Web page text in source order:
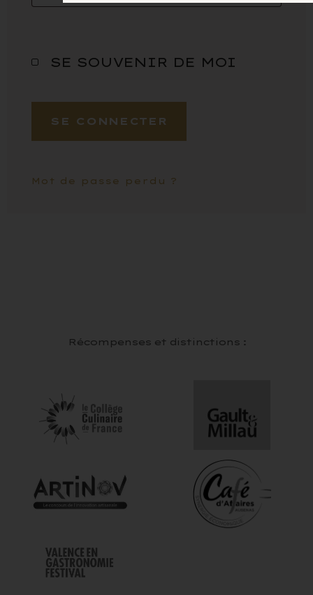
SE SOUVENIR DE MOI
SE CONNECTER
Mot de passe perdu ?
Récompenses et distinctions :